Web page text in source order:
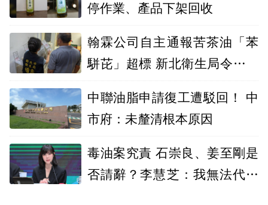
停作業、產品下架回收
翰霖公司自主通報苦茶油「苯
駢芘」超標 新北衛生局令下架
中聯油脂申請復工遭駁回！ 中
市府：未釐清根本原因
毒油案究責 石崇良、姜至剛是
否請辭？李慧芝：我無法代為